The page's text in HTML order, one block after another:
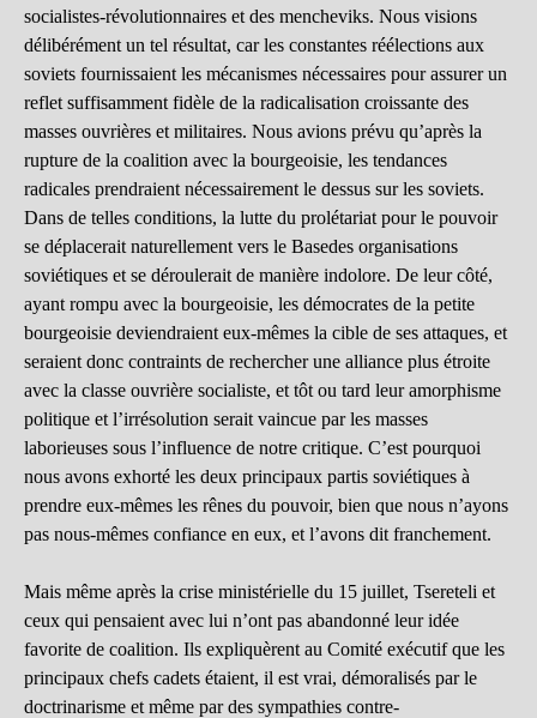
socialistes-révolutionnaires et des mencheviks. Nous visions
délibérément un tel résultat, car les constantes réélections aux
soviets fournissaient les mécanismes nécessaires pour assurer un
reflet suffisamment fidèle de la radicalisation croissante des
masses ouvrières et militaires. Nous avions prévu qu’après la
rupture de la coalition avec la bourgeoisie, les tendances
radicales prendraient nécessairement le dessus sur les soviets.
Dans de telles conditions, la lutte du prolétariat pour le pouvoir
se déplacerait naturellement vers le Basedes organisations
soviétiques et se déroulerait de manière indolore. De leur côté,
ayant rompu avec la bourgeoisie, les démocrates de la petite
bourgeoisie deviendraient eux-mêmes la cible de ses attaques, et
seraient donc contraints de rechercher une alliance plus étroite
avec la classe ouvrière socialiste, et tôt ou tard leur amorphisme
politique et l’irrésolution serait vaincue par les masses
laborieuses sous l’influence de notre critique. C’est pourquoi
nous avons exhorté les deux principaux partis soviétiques à
prendre eux-mêmes les rênes du pouvoir, bien que nous n’ayons
pas nous-mêmes confiance en eux, et l’avons dit franchement.
Mais même après la crise ministérielle du 15 juillet, Tsereteli et
ceux qui pensaient avec lui n’ont pas abandonné leur idée
favorite de coalition. Ils expliquèrent au Comité exécutif que les
principaux chefs cadets étaient, il est vrai, démoralisés par le
doctrinarisme et même par des sympathies contre-